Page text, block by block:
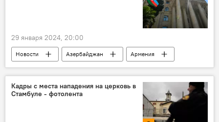
29 января 2024, 20:00
Новости Азербайджан
Армения
МИД АР
Никол Пашинян
мирный договор
Кадры с места нападения на церковь в
Стамбуле - фотолента